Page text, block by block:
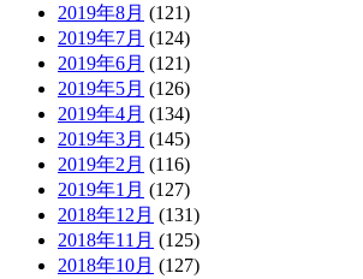
2019年8月 (121)
2019年7月 (124)
2019年6月 (121)
2019年5月 (126)
2019年4月 (134)
2019年3月 (145)
2019年2月 (116)
2019年1月 (127)
2018年12月 (131)
2018年11月 (125)
2018年10月 (127)